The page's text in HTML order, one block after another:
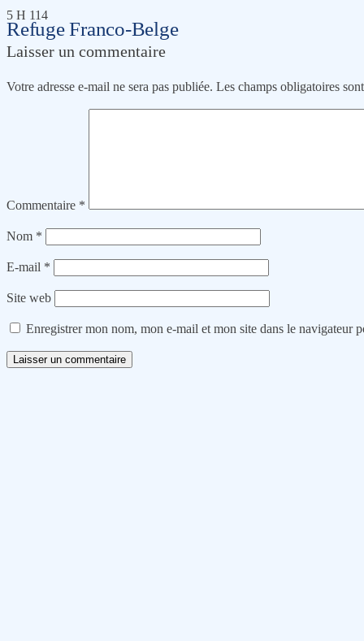
Refuge Franco-Belge
5 H 114
Laisser un commentaire
Votre adresse e-mail ne sera pas publiée. Les champs obligatoires
Commentaire *
Nom *
E-mail *
Site web
Enregistrer mon nom, mon e-mail et mon site dans le navigateur